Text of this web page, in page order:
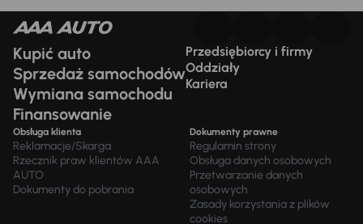
Kupić auto
Sprzedaż samochodów
Wymiana samochodu
Finansowanie
Przedsiębiorcy i firmy
Oddziały
Kariera
Obsługa klienta
Reklamacje/Skarga
Rzecznik praw klientów AAA
AUTO
Dokumenty do pobrania
Dokumenty prawne
Regulamin strony
Obsługa danych osobowych
Przetwarzanie danych
osobowych
Zasady korzystania z plików
cookies